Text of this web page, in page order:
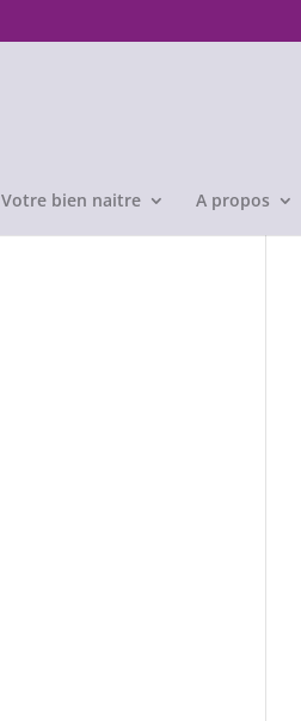
Votre bien naitre A propos